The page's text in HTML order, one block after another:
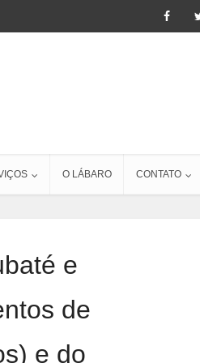
O LÁBARO CONTATO
e
de
e do